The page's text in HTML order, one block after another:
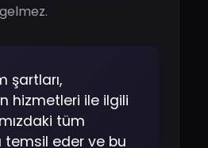
şartları,
hizmetleri ile ilgili
tüm
temsil eder ve bu